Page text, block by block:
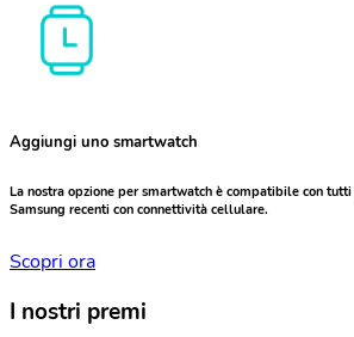
Aggiungi uno smartwatch
La nostra opzione per smartwatch è compatibile con
Samsung recenti con connettività cellulare.
Scopri ora
I nostri premi